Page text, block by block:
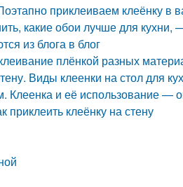
приклеиваем клеёнку в
какие обои лучше для
из блога в блог
плёнкой разных
Виды клеенки на стол для
Клеенка и её использование —
приклеить клеёнку на стену